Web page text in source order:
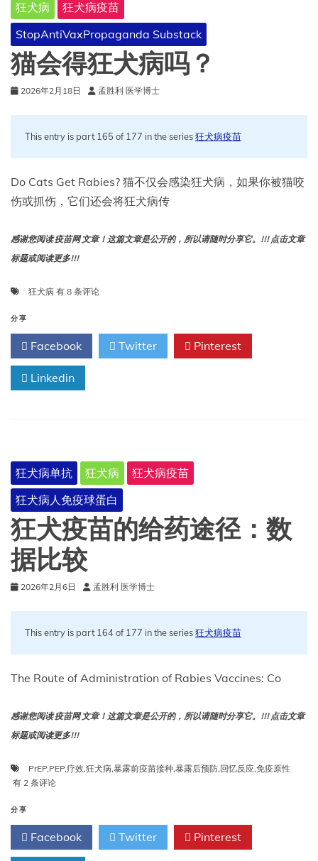
现
狂犬病
狂犬病疫苗
StopAntiVaxPropaganda Substack
猫会得狂犬病吗？
2026年2月18日 孟胜利 医学博士
This entry is part 165 of 177 in the series狂犬病疫苗
Do Cats Get Rabies? 猫不仅会感染狂犬病，如果你被猫咬
伤或抓伤，它们还会将狂犬病传
感谢您阅读 疫苗网 文章！这篇文章是公开的，所以请随时分享它。!!! 点击文章
标题或阅读更多!!!
狂犬病 猫
狂
犬
病
吗？
有 8 条评论
分享
Facebook Twitter Pinterest
Linkedin
狂犬病单抗 狂犬病
狂犬病疫苗
狂犬病人免疫球蛋白
狂犬疫苗的给药途径：数
据比较
2026年2月6日 孟胜利 医学博士
This entry is part 164 of 177 in the series狂犬病疫苗
The Route of Administration of Rabies Vaccines: Co
感谢您阅读 疫苗网 文章！这篇文章是公开的，所以请随时分享它。!!! 点击文章
标题或阅读更多!!!
PrEP,PEP,疗效,狂犬病,暴露前疫苗接种,暴露后预防,回忆反应,免疫原性
狂
疫
苗
给
有 2 条评论
分享
Facebook Twitter Pinterest